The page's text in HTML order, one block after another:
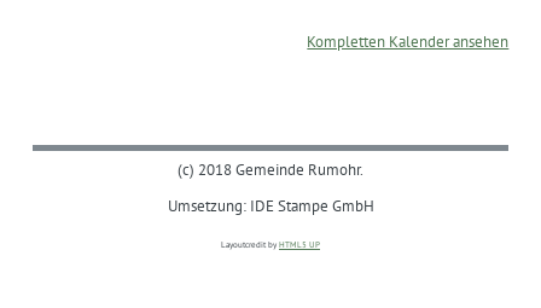
Kompletten Kalender ansehen
(c) 2018 Gemeinde Rumohr.
Umsetzung: IDE Stampe GmbH
Layoutcredit by HTML5 UP